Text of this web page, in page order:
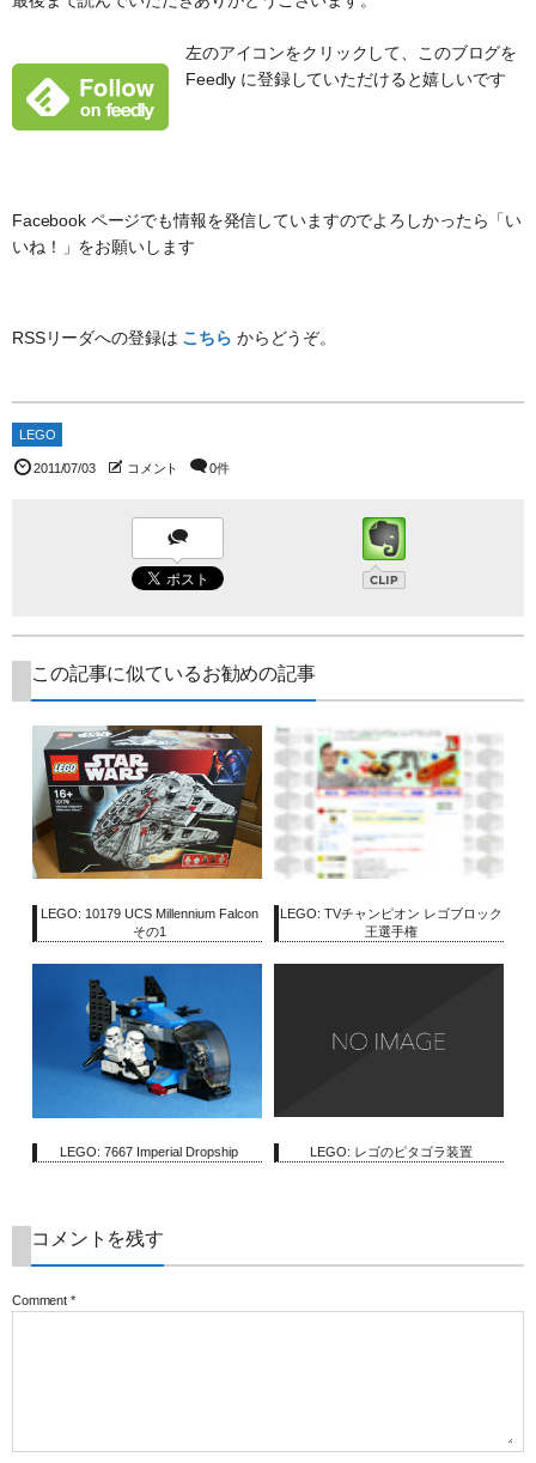
左のアイコンをクリックして、このブログを
Feedly に登録していただけると嬉しいです
Facebook ページでも情報を発信していますのでよろしかったら「い
いね！」をお願いします
RSSリーダへの登録は こちら からどうぞ。
LEGO
2011/07/03 コメント 0件
この記事に似ているお勧めの記事
LEGO: 10179 UCS Millennium Falcon
その1
LEGO: TVチャンピオン レゴブロック
王選手権
LEGO: 7667 Imperial Dropship LEGO: レゴのピタゴラ装置
コメントを残す
Comment *